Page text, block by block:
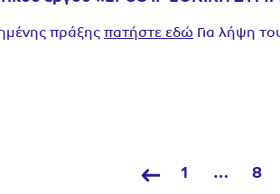
πράξης πατήστε εδώ Για λήψη
1 … 8